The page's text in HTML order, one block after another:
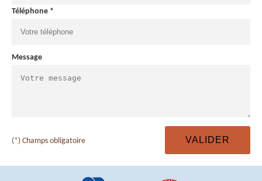
Téléphone *
Message
(*) Champs obligatoire